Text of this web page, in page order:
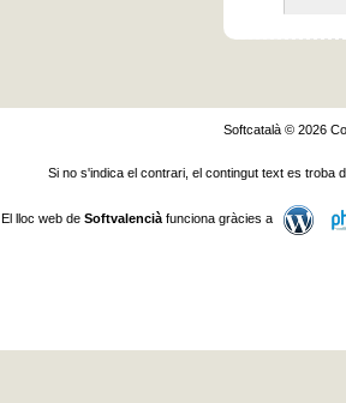
Softcatalà © 2026
Si no s'indica el contrari, el contingut text es troba
El lloc web de Softvalenciàfunciona gràcies a